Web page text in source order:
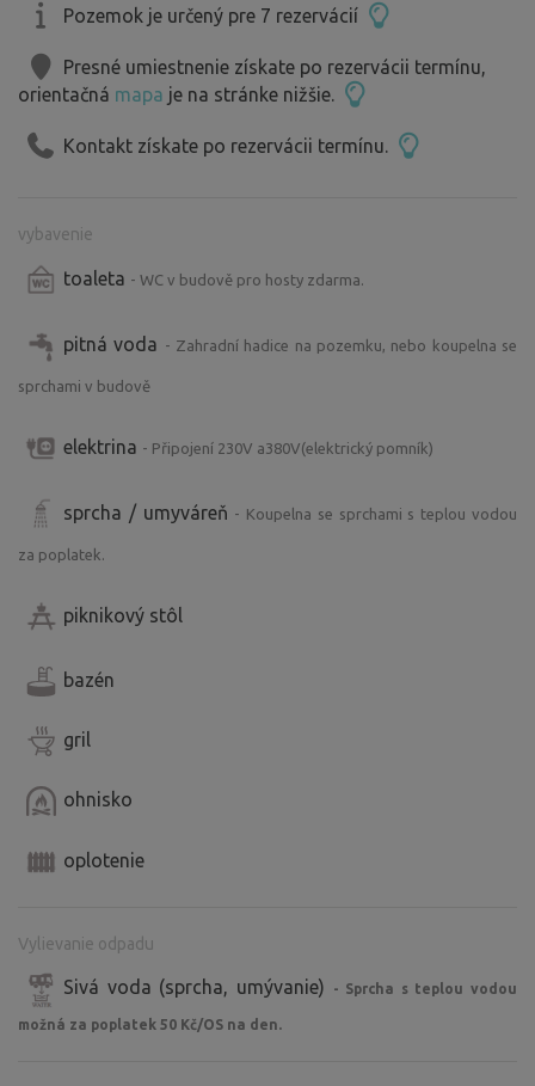
Pozemok je určený pre 7 rezervácií
Presné umiestnenie získate po rezervácii termínu,
orientačná mapa je na stránke nižšie.
Kontakt získate po rezervácii termínu.
vybavenie
toaleta - WC v budově pro hosty zdarma.
pitná voda - Zahradní hadice na pozemku, nebo koupelna se
sprchami v budově
elektrina - Připojení 230V a380V(elektrický pomník)
sprcha / umyváreň - Koupelna se sprchami s teplou vodou
za poplatek.
piknikový stôl
bazén
gril
ohnisko
oplotenie
Vylievanie odpadu
Sivá voda (sprcha, umývanie) - Sprcha s teplou vodou
možná za poplatek 50 Kč/OS na den.